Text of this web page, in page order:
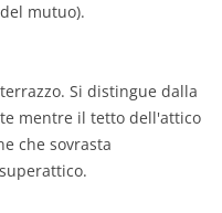
mutuo).
Si distingue dalla
mentre il tetto dell'attico
che sovrasta